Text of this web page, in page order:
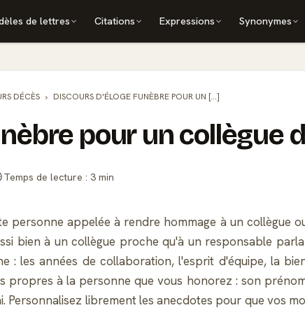
de lettres Citations Expressions Synonymes
DÉCÈS DISCOURS D'ÉLOGE FUNÈBRE POUR UN [...]
pour un collègue
Temps de lecture : 3 min
personne appelée à rendre hommage à un collègue
bien à un collègue proche qu'à un responsable
: les années de collaboration, l'esprit d'équipe, la
propres à la personne que vous honorez : son
librement les anecdotes pour que vos